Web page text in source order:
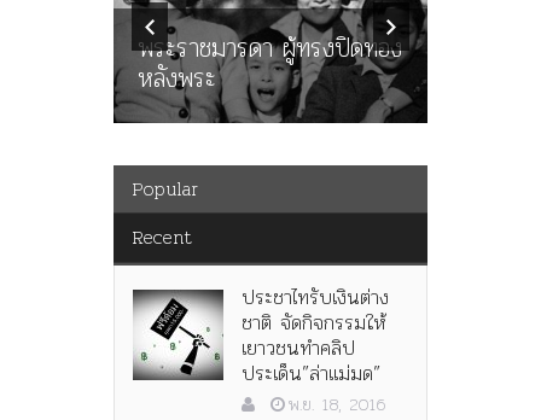
พระราชมารดา ผู้ทรงปิดทอง
หลังพระ
Popular
Recent
ประชาไทรับเงินต่าง
ชาติ จัดกิจกรรมให้
เยาวชนทำคลิป
ประเด็น”ล่าแม่มด”
พ.ย. 18, 2016